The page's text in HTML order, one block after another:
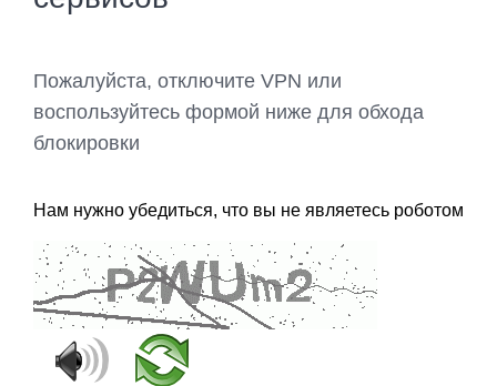
Пожалуйста, отключите VPN или
воспользуйтесь формой ниже для обхода
блокировки
Нам нужно убедиться, что вы не являетесь роботом